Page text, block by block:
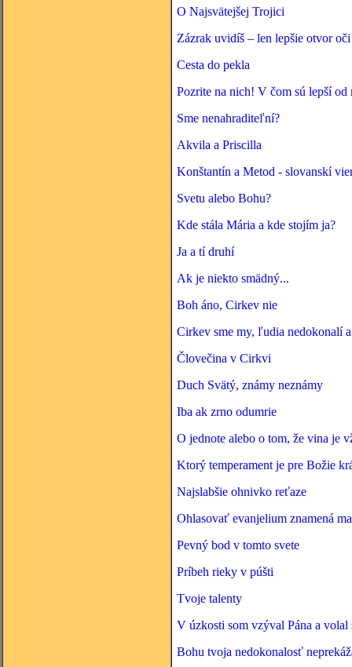
O Najsvätejšej Trojici
Zázrak uvidíš – len lepšie otvor oči
Cesta do pekla
Pozrite na nich! V čom sú lepší od
Sme nenahraditeľní?
Akvila a Priscilla
Konštantín a Metod - slovanskí
Svetu alebo Bohu?
Kde stála Mária a kde stojím ja?
Ja a tí druhí
Ak je niekto smädný...
Boh áno, Cirkev nie
Cirkev sme my, ľudia nedokonalí
Človečina v Cirkvi
Duch Svätý, známy neznámy
Iba ak zrno odumrie
O jednote alebo o tom, že vina je
Ktorý temperament je pre Božie
Najslabšie ohnivko reťaze
Ohlasovať evanjelium znamená
Pevný bod v tomto svete
Príbeh rieky v púšti
Tvoje talenty
V úzkosti som vzýval Pána a
Bohu tvoja nedokonalosť